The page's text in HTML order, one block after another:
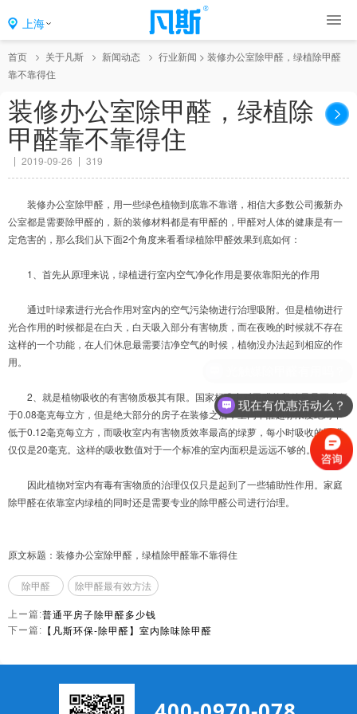
上海
首页 关于凡斯 新闻动态 行业新闻 > 装修办公室除甲醛，绿植除甲醛
靠不靠得住
装修办公室除甲醛，绿植除
甲醛靠不靠得住
2019-09-26 319
装修办公室除甲醛，用一些绿色植物到底靠不靠谱，相信大多数公司搬新办
公室都是需要除甲醛的，新的装修材料都是有甲醛的，甲醛对人体的健康是有一
定危害的，那么我们从下面2个角度来看看绿植除甲醛效果到底如何：
1、首先从原理来说，绿植进行室内空气净化作用是要依靠阳光的作用
通过叶绿素进行光合作用对室内的空气污染物进行治理吸附。但是植物进行
光合作用的时候都是在白天，白天吸入部分有害物质，而在夜晚的时候就不存在
这样的一个功能，在人们休息最需要洁净空气的时候，植物没办法起到相应的作
用。
2、就是植物吸收的有害物质极其有限。国家标准中对甲醛的释放量是要求低
于0.08毫克每立方，但是绝大部分的房子在装修之后，室内甲醛超标浓度绝对不
低于0.12毫克每立方，而吸收室内有害物质效率最高的绿萝，每小时吸收的甲醛
仅仅是20毫克。这样的吸收数值对于一个标准的室内面积是远远不够的。
因此植物对室内有毒有害物质的治理仅仅只是起到了一些辅助性作用。家庭
除甲醛在依靠室内绿植的同时还是需要专业的除甲醛公司进行治理。
原文标题：装修办公室除甲醛，绿植除甲醛靠不靠得住
除甲醛 除甲醛最有效方法
上ー篇:普通平房子除甲醛多少钱
下ー篇: 【凡斯环保-除甲醛】室内除味除甲醛
现在有优惠活动么？